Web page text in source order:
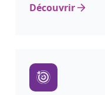
Découvrir